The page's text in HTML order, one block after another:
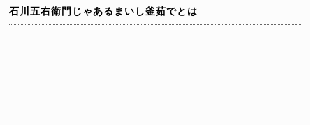
石川五右衛門じゃあるまいし釜茹でとは